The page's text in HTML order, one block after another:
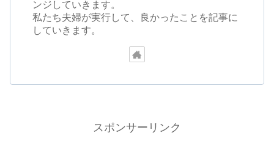
ンジしていきます。
私たち夫婦が実行して、良かったことを記事に
していきます。
スポンサーリンク